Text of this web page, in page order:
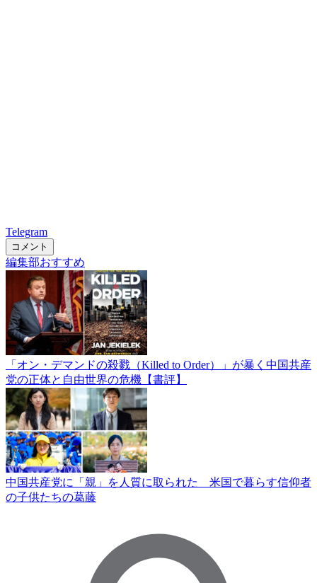
Telegram
コメント
編集部おすすめ
「オン・デマンドの殺戮（Killed to Order）」が暴く中国共産
党の正体と自由世界の危機【書評】
中国共産党に「親」を人質に取られた 米国で暮らす信仰者
の子供たちの葛藤